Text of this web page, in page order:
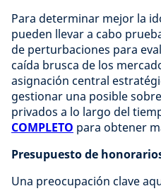
Para determinar mejor la
pueden llevar a cabo
de perturbaciones para
caída brusca de los
asignación central
gestionar una posible
privados a lo largo del
COMPLETO para obtener
Presupuesto de
Una preocupación clave